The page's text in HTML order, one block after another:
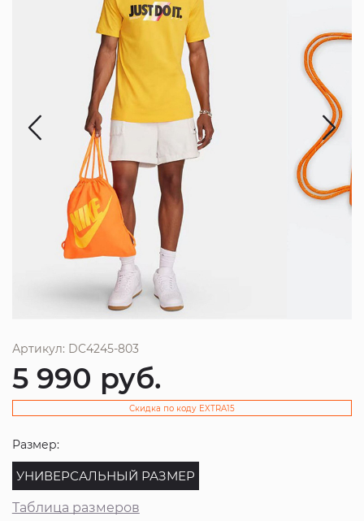
Артикул: DC4245-803
5 990 руб.
Скидка по коду EXTRA15
Размер:
УНИВЕРСАЛЬНЫЙ РАЗМЕР
Таблица размеров